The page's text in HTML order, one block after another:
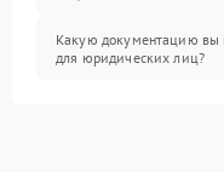
Какую документацию вы
для юридических лиц?